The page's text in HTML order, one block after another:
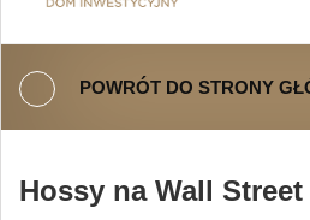
POWRÓT DO STRONY
Hossy na Wall